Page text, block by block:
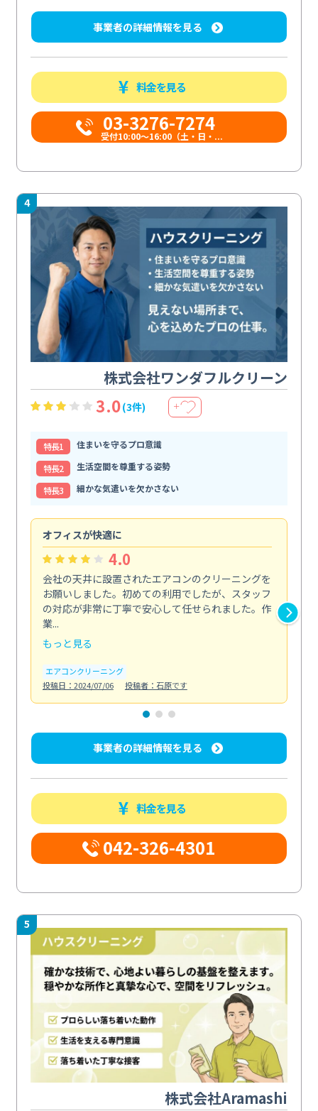
事業者の詳細情報を見る
料金を見る
03-3276-7274
受付10:00〜16:00（土・日・...
4
株式会社ワンダフルクリーン
3.0(3件) ＋
特⻑1
住まいを守るプロ意識
特⻑2
生活空間を尊重する姿勢
特⻑3
細かな気遣いを欠かさない
オフィスが快適に
4.0
会社の天井に設置されたエアコンのクリーニングを
お願いしました。初めての利用でしたが、スタッフ
の対応が非常に丁寧で安心して任せられました。作
業...
もっと見る
エアコンクリーニング
投稿日：2024/07/06
投稿者：石原です
事業者の詳細情報を見る
料金を見る
042-326-4301
5
株式会社Aramashi